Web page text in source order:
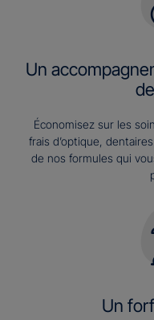
Un
Économisez sur les
frais d’optique,
de nos formules qui
Un